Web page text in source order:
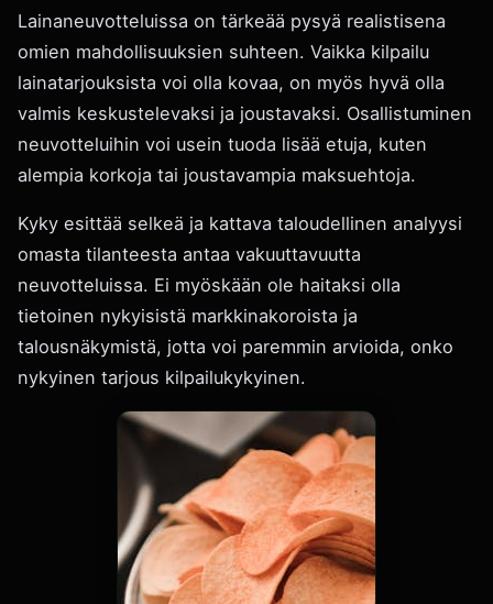
Lainaneuvotteluissa on tärkeää pysyä realistisena
omien mahdollisuuksien suhteen. Vaikka kilpailu
lainatarjouksista voi olla kovaa, on myös hyvä olla
valmis keskustelevaksi ja joustavaksi. Osallistuminen
neuvotteluihin voi usein tuoda lisää etuja, kuten
alempia korkoja tai joustavampia maksuehtoja.
Kyky esittää selkeä ja kattava taloudellinen analyysi
omasta tilanteesta antaa vakuuttavuutta
neuvotteluissa. Ei myöskään ole haitaksi olla
tietoinen nykyisistä markkinakoroista ja
talousnäkymistä, jotta voi paremmin arvioida, onko
nykyinen tarjous kilpailukykyinen.